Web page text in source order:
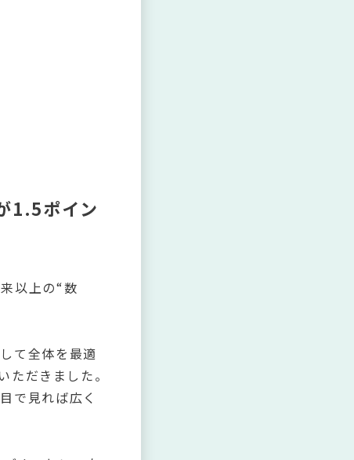
1.5ポイン
以上の“数
て全体を最適
だきました。
で見れば広く